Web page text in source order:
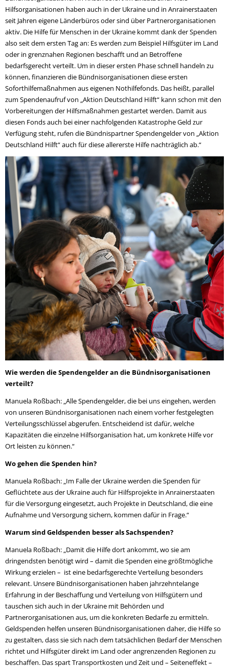
Hilfsorganisationen haben auch in der Ukraine und in Anrainerstaaten
seit Jahren eigene Länderbüros oder sind über Partnerorganisationen
aktiv. Die Hilfe für Menschen in der Ukraine kommt dank der Spenden
also seit dem ersten Tag an: Es werden zum Beispiel Hilfsgüter im Land
oder in grenznahen Regionen beschafft und an Betroffene
bedarfsgerecht verteilt. Um in dieser ersten Phase schnell handeln zu
können, finanzieren die Bündnisorganisationen diese ersten
Soforthilfemaßnahmen aus eigenen Nothilfefonds. Das heißt, parallel
zum Spendenaufruf von „Aktion Deutschland Hilft“ kann schon mit den
Vorbereitungen der Hilfsmaßnahmen gestartet werden. Damit aus
diesen Fonds auch bei einer nachfolgenden Katastrophe Geld zur
Verfügung steht, rufen die Bündnispartner Spendengelder von „Aktion
Deutschland Hilft“ auch für diese allererste Hilfe nachträglich ab.“
Wie werden die Spendengelder an die Bündnisorganisationen
verteilt?
Manuela Roßbach: „Alle Spendengelder, die bei uns eingehen, werden
von unseren Bündnisorganisationen nach einem vorher festgelegten
Verteilungsschlüssel abgerufen. Entscheidend ist dafür, welche
Kapazitäten die einzelne Hilfsorganisation hat, um konkrete Hilfe vor
Ort leisten zu können.“
Wo gehen die Spenden hin?
Manuela Roßbach: „Im Falle der Ukraine werden die Spenden für
Geflüchtete aus der Ukraine auch für Hilfsprojekte in Anrainerstaaten
für die Versorgung eingesetzt, auch Projekte in Deutschland, die eine
Aufnahme und Versorgung sichern, kommen dafür in Frage.“
Warum sind Geldspenden besser als Sachspenden?
Manuela Roßbach: „Damit die Hilfe dort ankommt, wo sie am
dringendsten benötigt wird – damit die Spenden eine größtmögliche
Wirkung erzielen – ist eine bedarfsgerechte Verteilung besonders
relevant. Unsere Bündnisorganisationen haben jahrzehntelange
Erfahrung in der Beschaffung und Verteilung von Hilfsgütern und
tauschen sich auch in der Ukraine mit Behörden und
Partnerorganisationen aus, um die konkreten Bedarfe zu ermitteln.
Geldspenden helfen unseren Bündnisorganisationen daher, die Hilfe so
zu gestalten, dass sie sich nach dem tatsächlichen Bedarf der Menschen
richtet und Hilfsgüter direkt im Land oder angrenzenden Regionen zu
beschaffen. Das spart Transportkosten und Zeit und – Seiteneffekt –